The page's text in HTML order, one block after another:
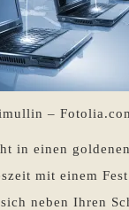
–
in einen
mit einem
neben Ihren